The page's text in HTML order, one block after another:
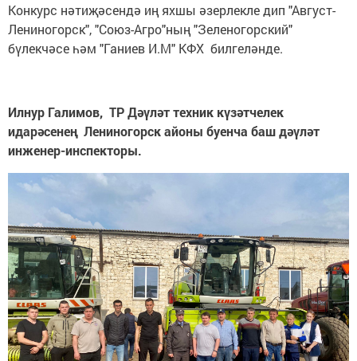
Конкурс нәтиҗәсендә иң яхшы әзерлекле дип "Август-
Лениногорск", "Союз-Агро"ның "Зеленогорский"
бүлекчәсе һәм "Ганиев И.М" КФХ билгеләнде.
Илнур Галимов, ТР Дәүләт техник күзәтчелек
идарәсенең Лениногорск айоны буенча баш дәүләт
инженер-инспекторы.